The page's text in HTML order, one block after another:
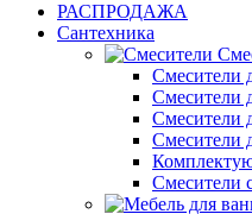
РАСПРОДАЖА
Сантехника
Смесители
Смесители
Смесители
Смесители
Смесители